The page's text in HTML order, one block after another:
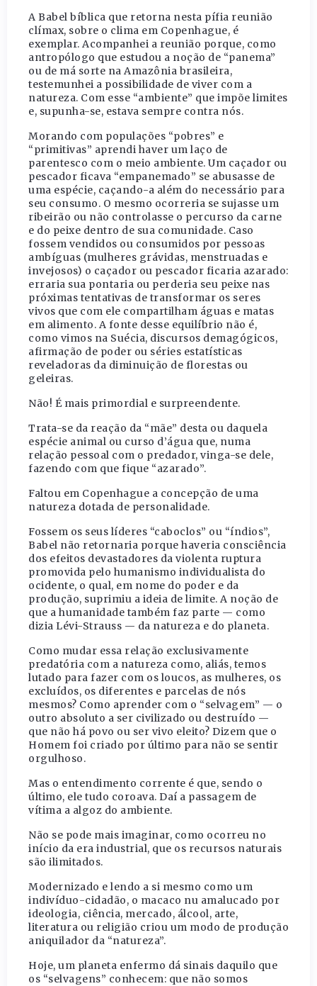
A Babel bíblica que retorna nesta pífia reunião
clímax, sobre o clima em Copenhague, é
exemplar. Acompanhei a reunião porque, como
antropólogo que estudou a noção de “panema”
ou de má sorte na Amazônia brasileira,
testemunhei a possibilidade de viver com a
natureza. Com esse “ambiente” que impõe limites
e, supunha-se, estava sempre contra nós.
Morando com populações “pobres” e
“primitivas” aprendi haver um laço de
parentesco com o meio ambiente. Um caçador ou
pescador ficava “empanemado” se abusasse de
uma espécie, caçando-a além do necessário para
seu consumo. O mesmo ocorreria se sujasse um
ribeirão ou não controlasse o percurso da carne
e do peixe dentro de sua comunidade. Caso
fossem vendidos ou consumidos por pessoas
ambíguas (mulheres grávidas, menstruadas e
invejosos) o caçador ou pescador ficaria azarado:
erraria sua pontaria ou perderia seu peixe nas
próximas tentativas de transformar os seres
vivos que com ele compartilham águas e matas
em alimento. A fonte desse equilíbrio não é,
como vimos na Suécia, discursos demagógicos,
afirmação de poder ou séries estatísticas
reveladoras da diminuição de florestas ou
geleiras.
Não! É mais primordial e surpreendente.
Trata-se da reação da “mãe” desta ou daquela
espécie animal ou curso d’água que, numa
relação pessoal com o predador, vinga-se dele,
fazendo com que fique “azarado”.
Faltou em Copenhague a concepção de uma
natureza dotada de personalidade.
Fossem os seus líderes “caboclos” ou “índios”,
Babel não retornaria porque haveria consciência
dos efeitos devastadores da violenta ruptura
promovida pelo humanismo individualista do
ocidente, o qual, em nome do poder e da
produção, suprimiu a ideia de limite. A noção de
que a humanidade também faz parte — como
dizia Lévi-Strauss — da natureza e do planeta.
Como mudar essa relação exclusivamente
predatória com a natureza como, aliás, temos
lutado para fazer com os loucos, as mulheres, os
excluídos, os diferentes e parcelas de nós
mesmos? Como aprender com o “selvagem” — o
outro absoluto a ser civilizado ou destruído —
que não há povo ou ser vivo eleito? Dizem que o
Homem foi criado por último para não se sentir
orgulhoso.
Mas o entendimento corrente é que, sendo o
último, ele tudo coroava. Daí a passagem de
vítima a algoz do ambiente.
Não se pode mais imaginar, como ocorreu no
início da era industrial, que os recursos naturais
são ilimitados.
Modernizado e lendo a si mesmo como um
indivíduo-cidadão, o macaco nu amalucado por
ideologia, ciência, mercado, álcool, arte,
literatura ou religião criou um modo de produção
aniquilador da “natureza”.
Hoje, um planeta enfermo dá sinais daquilo que
os “selvagens” conhecem: que não somos